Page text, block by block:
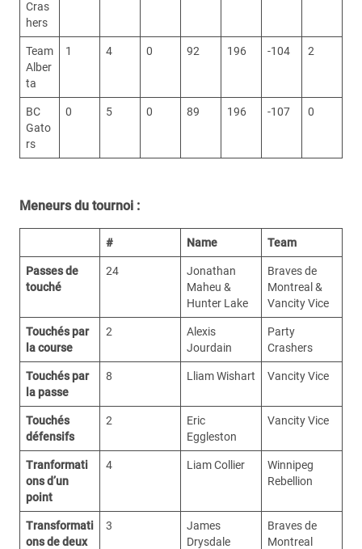
Cras
hers
Team
Alber
ta
1 4 0 92 196 -104 2
BC
Gato
rs
0 5 0 89 196 -107 0
Meneurs du tournoi :
# Name Team
Passes de
touché
24
Jonathan
Maheu &
Hunter Lake
Braves de
Montreal &
Vancity Vice
Touchés par
la course
2
Alexis
Jourdain
Party
Crashers
Touchés par
la passe
8 Lliam Wishart Vancity Vice
Touchés
défensifs
2
Eric
Eggleston
Vancity Vice
Tranformati
ons d’un
point
4 Liam Collier
Winnipeg
Rebellion
Transformati
ons de deux
3
James
Drysdale
Braves de
Montreal